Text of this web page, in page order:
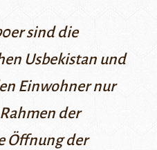
sind die
Usbekistan und
Einwohner nur
der
Öffnung der